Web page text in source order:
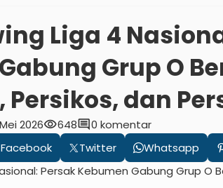
Liga 4
Grup O
Persikos, dan
2026visibility648comment0 komentar
Facebook Twitter Whatsapp